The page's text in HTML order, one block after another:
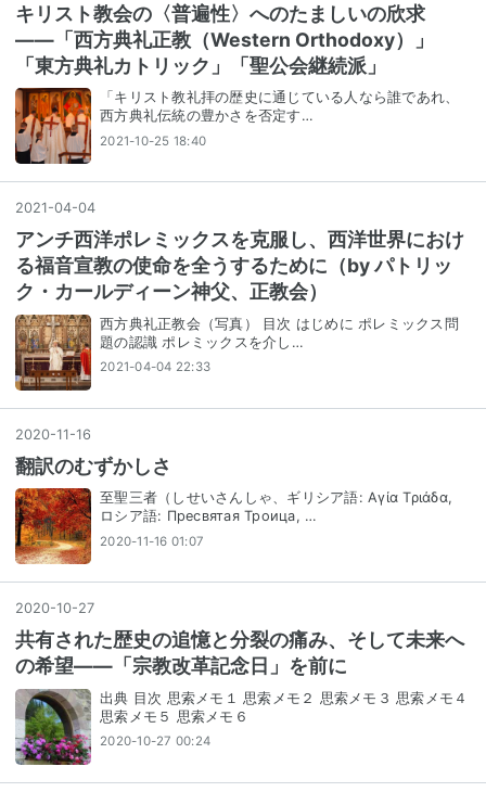
キリスト教会の〈普遍性〉へのたましいの欣求
――「西方典礼正教（Western Orthodoxy）」
「東方典礼カトリック」「聖公会継続派」
「キリスト教礼拝の歴史に通じている人なら誰であれ、
西方典礼伝統の豊かさを否定す…
2021-10-25 18:40
2021 -04-04
アンチ西洋ポレミックスを克服し、西洋世界におけ
る福音宣教の使命を全うするために（by パトリッ
ク・カールディーン神父、正教会）
西方典礼正教会（写真） 目次 はじめに ポレミックス問
題の認識 ポレミックスを介し…
2021-04-04 22:33
2020-11 -16
翻訳のむずかしさ
至聖三者（しせいさんしゃ、ギリシア語: Αγία Τριάδα,
ロシア語: Пресвятая Троица, …
2020-11-16 01:07
2020-10-27
共有された歴史の追憶と分裂の痛み、そして未来へ
の希望――「宗教改革記念日」を前に
出典 目次 思索メモ１ 思索メモ２ 思索メモ３ 思索メモ４
思索メモ５ 思索メモ６
2020-10-27 00:24